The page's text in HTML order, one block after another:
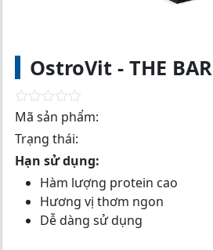
OstroVit - THE BAR
R
t
d
Mã sản phẩm:
Trạng thái:
Hạn sử dụng:
Hàm lượng protein cao
Hương vị thơm ngon
Dễ dàng sử dụng